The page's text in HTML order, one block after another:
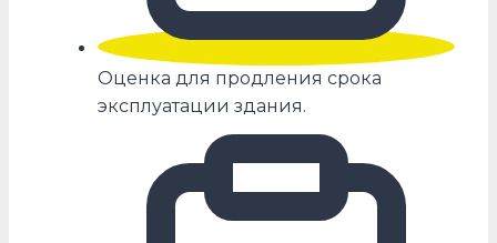
Оценка для продления срока
эксплуатации здания.